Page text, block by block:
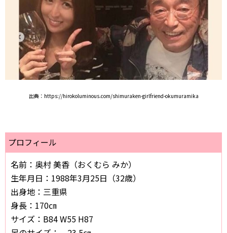
出典：https://hirokoluminous.com/shimuraken-girlfriend-okumuramika
プロフィール
名前：奥村 美香（おくむら みか）
生年月日：1988年3月25日（32歳）
出身地：三重県
身長：170㎝
サイズ：B84 W55 H87